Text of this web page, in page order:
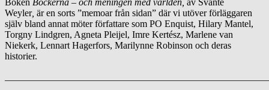
Boken Böckerna – och meningen med världen, av Svante
Weyler, är en sorts ”memoar från sidan” där vi utöver förläggaren
själv bland annat möter författare som PO Enquist, Hilary Mantel,
Torgny Lindgren, Agneta Pleijel, Imre Kertész, Marlene van
Niekerk, Lennart Hagerfors, Marilynne Robinson och deras
historier.